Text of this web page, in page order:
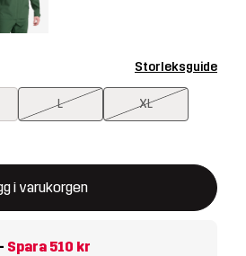
Storleksguide
L XL
i varukorgen
som bekräftar en ny vara i varukorg
- Spara 510 kr